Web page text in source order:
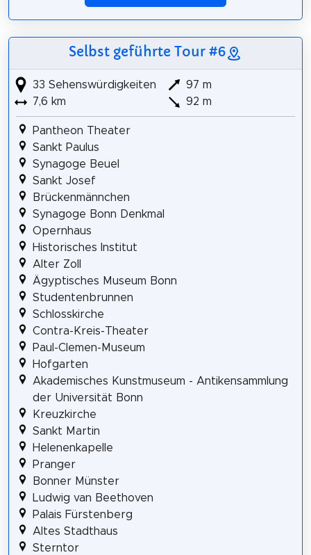
Selbst geführte Tour #6
33 Sehenswürdigkeiten
7,6 km
97 m
92 m
Pantheon Theater
Sankt Paulus
Synagoge Beuel
Sankt Josef
Brückenmännchen
Synagoge Bonn Denkmal
Opernhaus
Historisches Institut
Alter Zoll
Ägyptisches Museum Bonn
Studentenbrunnen
Schlosskirche
Contra-Kreis-Theater
Paul-Clemen-Museum
Hofgarten
Akademisches Kunstmuseum - Antikensammlung
der Universität Bonn
Kreuzkirche
Sankt Martin
Helenenkapelle
Pranger
Bonner Münster
Ludwig van Beethoven
Palais Fürstenberg
Altes Stadthaus
Sterntor